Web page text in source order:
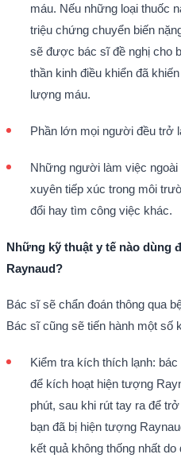
máu. Nếu những loại thuốc
triệu chứng chuyển biến
sẽ được bác sĩ đề nghị cho
thần kinh điều khiển đã
lượng máu.
Phần lớn mọi người đều trở
Những người làm việc
xuyên tiếp xúc trong môi
đổi hay tìm công việc khác.
Những kỹ thuật y tế nào dùng
Raynaud?
Bác sĩ sẽ chẩn đoán thông qua
Bác sĩ cũng sẽ tiến hành một số
Kiểm tra kích thích lạnh:
để kích hoạt hiện tượng
phút, sau khi rút tay ra để
bạn đã bị hiện tượng
kết quả không thống nhất